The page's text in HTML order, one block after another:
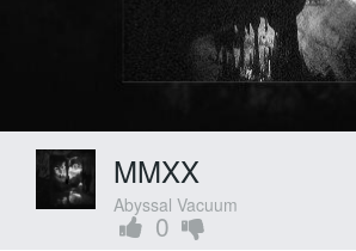
MMXX
Abyssal Vacuum
0